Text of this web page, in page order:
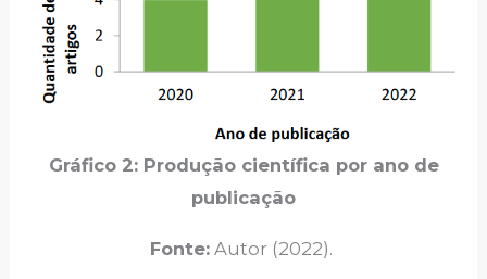
Gráfico 2: Produção científica por ano de
publicação
Fonte: Autor (2022).